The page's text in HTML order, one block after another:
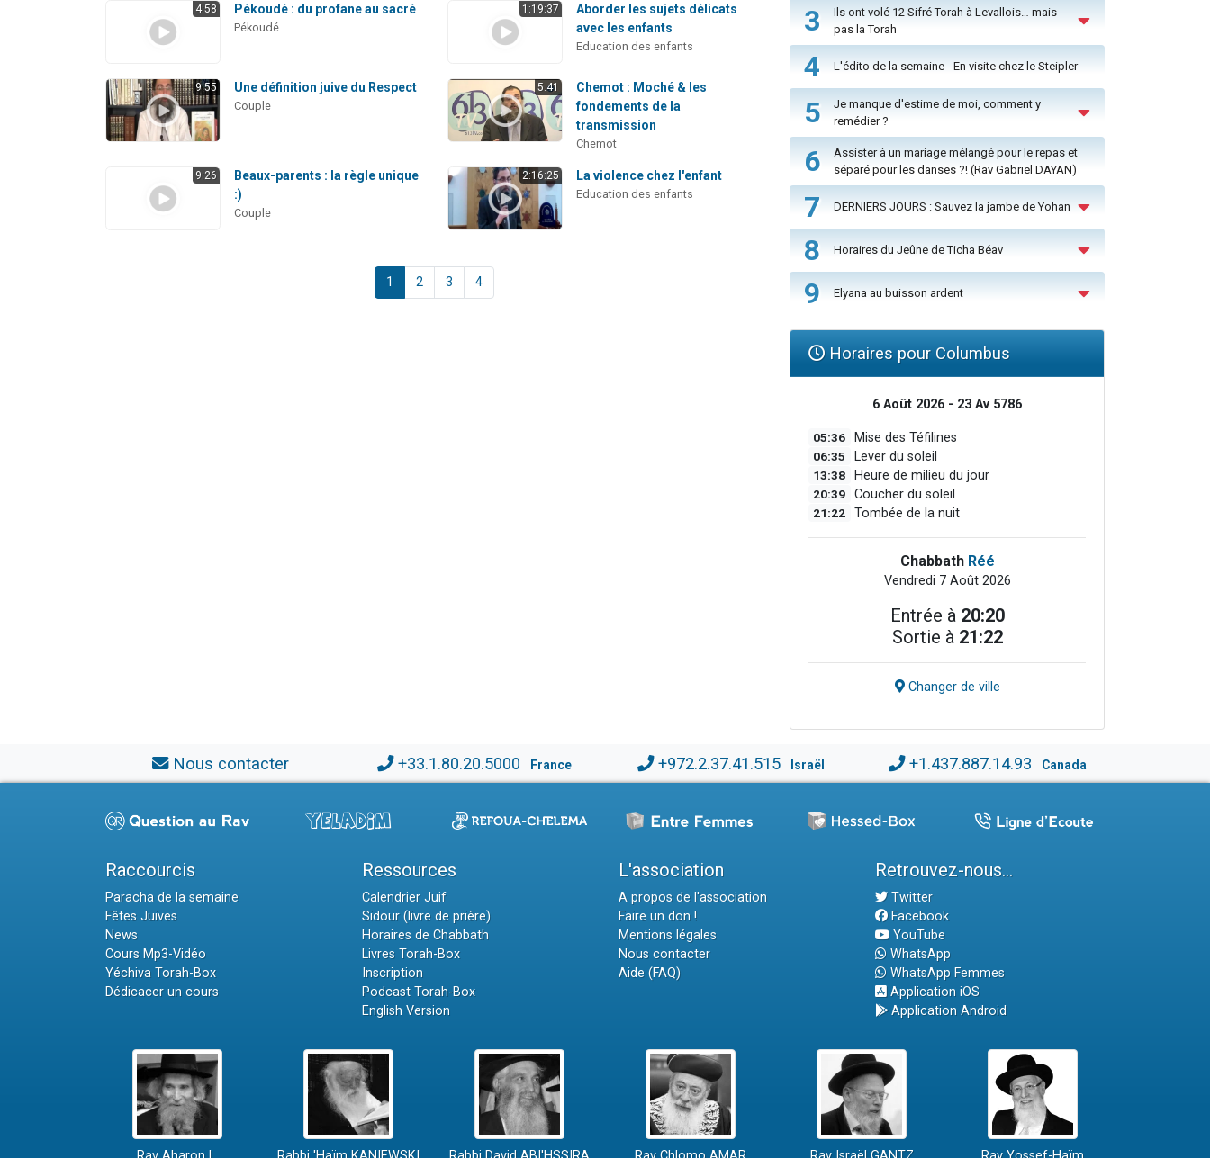
4:58 Pékoudé : du profane au sacré
Pékoudé
1:19:37
Aborder les sujets délicats
avec les enfants
Education des enfants
9:55 Une définition juive du Respect
Couple
5:41
Chemot : Moché & les
fondements de la
transmission
Chemot
9:26
Beaux-parents : la règle unique
:)
Couple
2:16:25 La violence chez l'enfant
Education des enfants
1 2 3 4
3
Ils ont volé 12 Sifré Torah à Levallois… mais
pas la Torah
4 L'édito de la semaine - En visite chez le Steipler
5
Je manque d'estime de moi, comment y
remédier ?
6
Assister à un mariage mélangé pour le repas et
séparé pour les danses ?! (Rav Gabriel DAYAN)
7 DERNIERS JOURS : Sauvez la jambe de Yohan
8 Horaires du Jeûne de Ticha Béav
9 Elyana au buisson ardent
Horaires pour Columbus
6 Août 2026 - 23 Av 5786
05:36 Mise des Téfilines
06:35 Lever du soleil
13:38 Heure de milieu du jour
20:39 Coucher du soleil
21:22 Tombée de la nuit
Chabbath Réé
Vendredi 7 Août 2026
Entrée à 20:20
Sortie à 21:22
Changer de ville
Nous contacter +33.1.80.20.5000 France +972.2.37.41.515 Israël +1.437.887.14.93 Canada
Raccourcis
Paracha de la semaine
Fêtes Juives
News
Cours Mp3-Vidéo
Yéchiva Torah-Box
Dédicacer un cours
Ressources
Calendrier Juif
Sidour (livre de prière)
Horaires de Chabbath
Livres Torah-Box
Inscription
Podcast Torah-Box
English Version
L'association
A propos de l'association
Faire un don !
Mentions légales
Nous contacter
Aide (FAQ)
Retrouvez-nous...
Twitter
Facebook
YouTube
WhatsApp
WhatsApp Femmes
Application iOS
Application Android